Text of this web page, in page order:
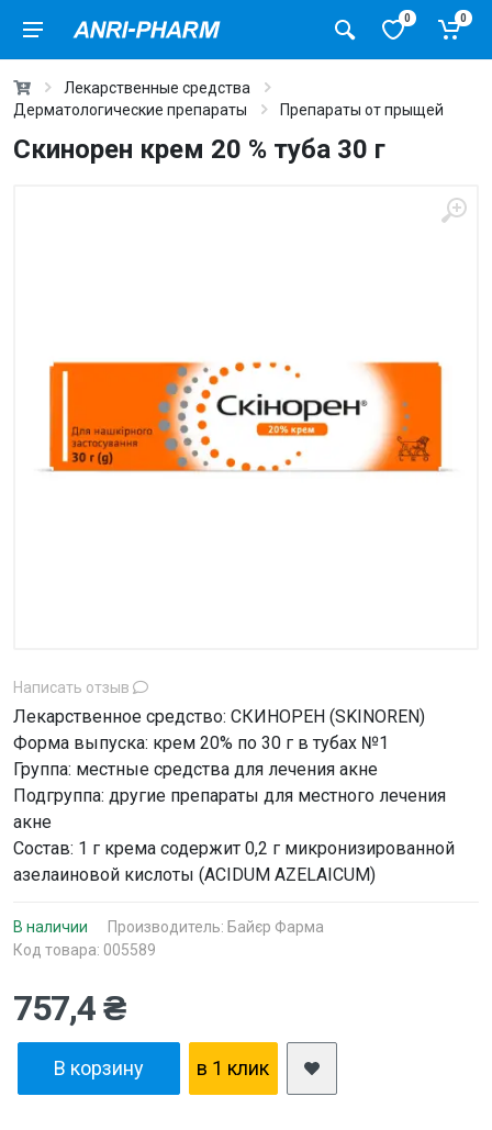
0 0
Лекарственные средства
Дерматологические препараты
Препараты от прыщей
Скинорен крем 20 % туба 30 г
Написать отзыв
Лекарственное средство: СКИНОРЕН (SKINOREN)
Форма выпуска: крем 20% по 30 г в тубах №1
Группа: местные средства для лечения акне
Подгруппа: другие препараты для местного лечения
акне
Состав: 1 г крема содержит 0,2 г микронизированной
азелаиновой кислоты (ACIDUM AZELAICUM)
В наличии Производитель: Байєр Фарма
Код товара: 005589
757,4 ₴
В корзину в 1 клик